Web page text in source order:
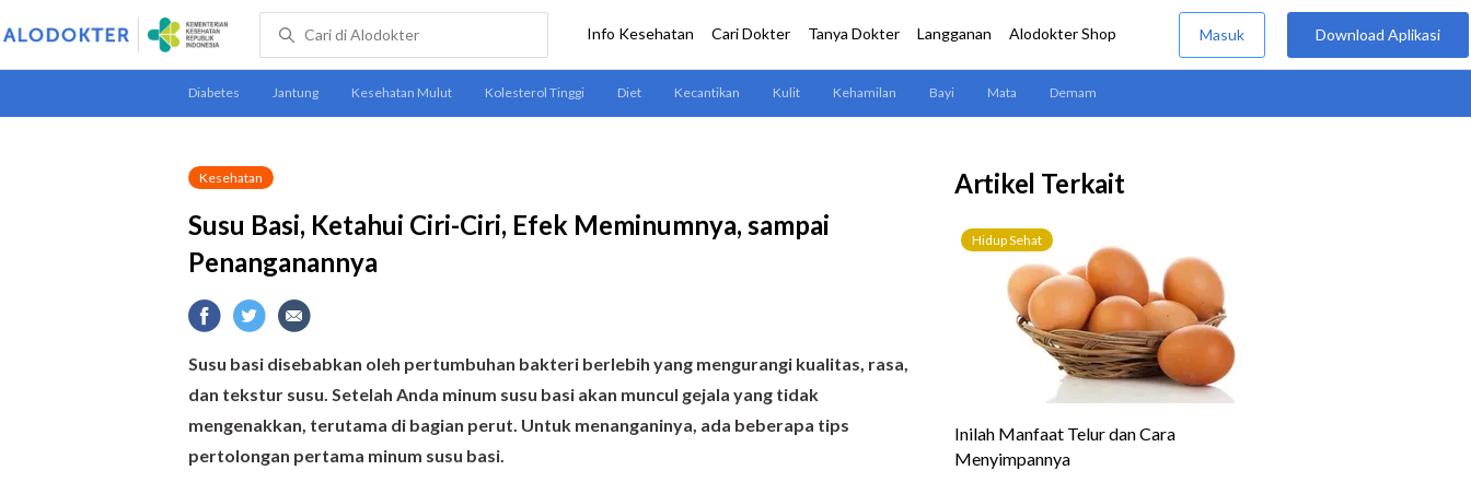
Kesehatan
Susu Basi, Ketahui Ciri-Ciri, Efek Meminumnya, sampai
Penanganannya
Susu basi disebabkan oleh pertumbuhan bakteri berlebih yang mengurangi kualitas, rasa,
dan tekstur susu. Setelah Anda minum susu basi akan muncul gejala yang tidak
mengenakkan, terutama di bagian perut. Untuk menanganinya, ada beberapa tips
pertolongan pertama minum susu basi.
Artikel Terkait